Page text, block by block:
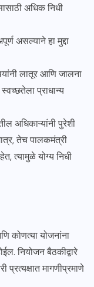
अधिक निधी
असल्याने हा मुद्दा
लातूर आणि जालना
प्राधान्य
अधिकाऱ्यांनी पुरेशी
तेच पालकमंत्री
त्यामुळे योग्य निधी
कोणत्या योजनांना
नियोजन बैठकीद्वारे
प्रत्यक्षात मागणीप्रमाणे